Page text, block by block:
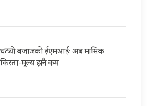
घट्यो बजाजको ईएमआई: अब मासिक
किस्ता-मूल्य झनै कम